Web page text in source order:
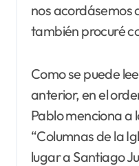
nos acordásemos
también procuré
Como se puede
anterior, en el
Pablo menciona a
“Columnas de la
lugar a Santiago